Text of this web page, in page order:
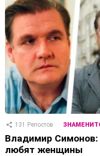
131 Репостов
Владимир Симонов:
любят женщины